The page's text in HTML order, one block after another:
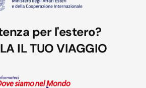
per l'estero?
IL TUO VIAGGIO